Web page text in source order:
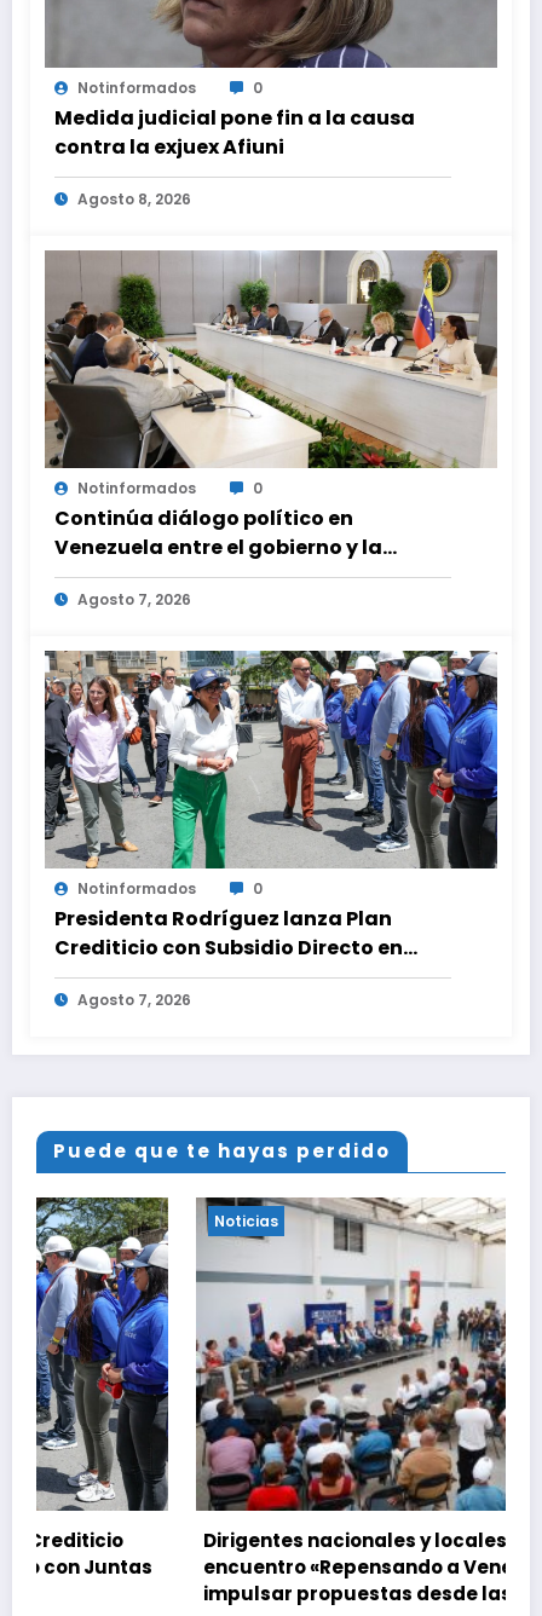
Notinformados 0
Medida judicial pone fin a la causa
contra la exjuex Afiuni
Agosto 8, 2026
Notinformados 0
Continúa diálogo político en
Venezuela entre el gobierno y la
oposición
Agosto 7, 2026
Notinformados 0
Presidenta Rodríguez lanza Plan
Crediticio con Subsidio Directo en
encuentro con Juntas de Condominio
Agosto 7, 2026
Puede que te hayas perdido
Noticias
Dirigentes nacionales y locales activan el
encuentro «Repensando a Venezuela» para
impulsar propuestas desde las comunidades